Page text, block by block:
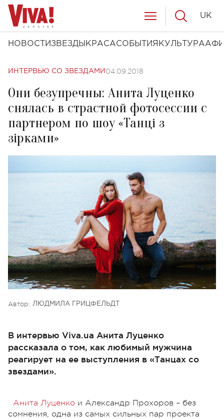
НОВОСТИ ЗВЕЗДЫ КРАСАСОБЫТИЯ КУЛЬТУРА
UK
ИНТЕРВЬЮ СО ЗВЕЗДАМИ 04.09.2018
Они безупречны: Анита Луценко
снялась в страстной фотосессии с
партнером по шоу «Танці з
зірками»
Автор: ЛЮДМИЛА ГРИЦФЕЛЬДТ
В интервью Viva.ua Анита Луценко
рассказала о том, как любимый мужчина
реагирует на ее выступления в «Танцах со
звездами».
Анита Луценко и Александр Прохоров – без
сомнения, одна из самых сильных пар проекта